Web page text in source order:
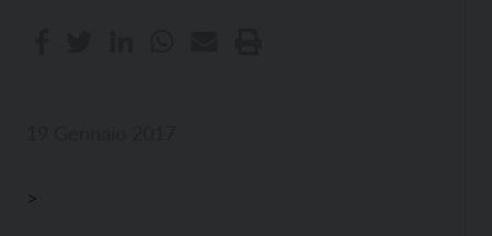
>